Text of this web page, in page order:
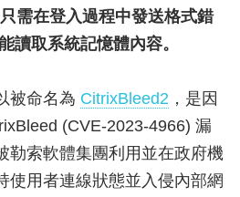
需在登入過程中發送格式錯
讀取系統記憶體內容。
被命名為 CitrixBleed2，是因
(CVE-2023-4966) 漏
勒索軟體集團利用並在政府機
使用者連線狀態並入侵內部網